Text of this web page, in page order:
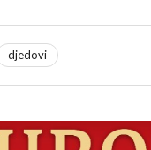
djedovi